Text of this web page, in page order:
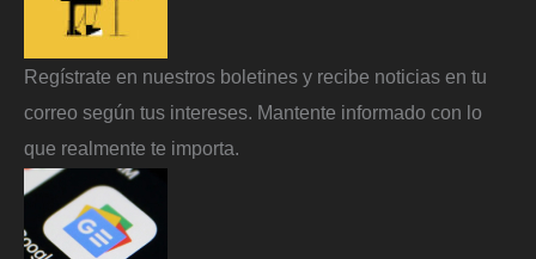
Regístrate en nuestros boletines y recibe noticias en tu
correo según tus intereses. Mantente informado con lo
que realmente te importa.